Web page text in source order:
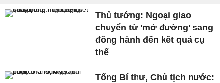
Thủ tướng: Ngoại giao
chuyển từ 'mở đường' sang
đồng hành đến kết quả cụ
thể
Tổng Bí thư, Chủ tịch nước: